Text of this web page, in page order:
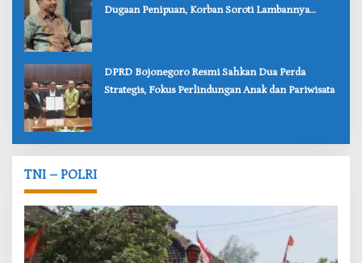
Dugaan Penipuan, Korban Soroti Lambannya
‎DPRD Bojonegoro Resmi Sahkan Dua Perda
Strategis, Fokus Perlindungan Anak dan Pariwisata
TNI – POLRI